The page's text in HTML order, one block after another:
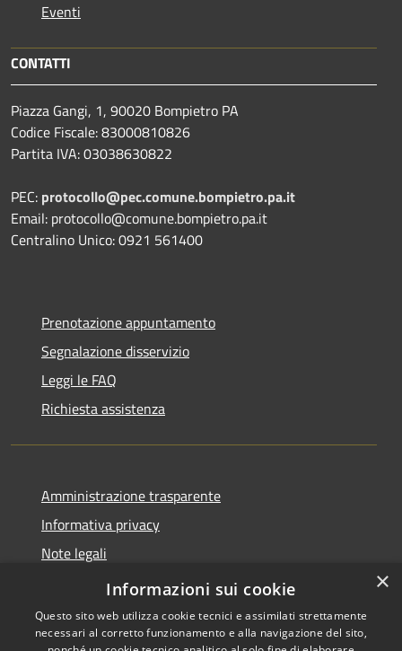
Eventi
CONTATTI
Piazza Gangi, 1, 90020 Bompietro PA
Codice Fiscale: 83000810826
Partita IVA: 03038630822
PEC: protocollo@pec.comune.bompietro.pa.it
Email: protocollo@comune.bompietro.pa.it
Centralino Unico: 0921 561400
Prenotazione appuntamento
Segnalazione disservizio
Leggi le FAQ
Richiesta assistenza
Amministrazione trasparente
Informativa privacy
Note legali
Dichiarazione di accessibilità
×
Informazioni sui cookie
Questo sito web utilizza cookie tecnici e assimilati strettamente
necessari al corretto funzionamento e alla navigazione del sito,